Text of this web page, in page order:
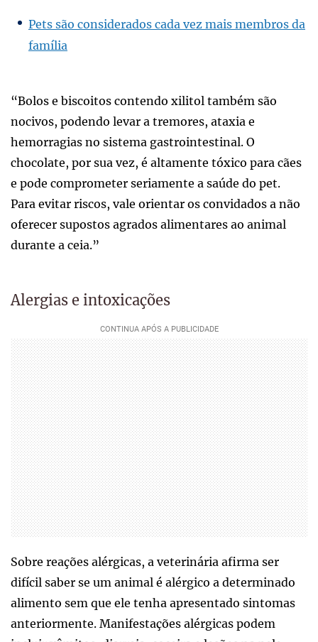
Pets são considerados cada vez mais membros da
família
“Bolos e biscoitos contendo xilitol também são
nocivos, podendo levar a tremores, ataxia e
hemorragias no sistema gastrointestinal. O
chocolate, por sua vez, é altamente tóxico para cães
e pode comprometer seriamente a saúde do pet.
Para evitar riscos, vale orientar os convidados a não
oferecer supostos agrados alimentares ao animal
durante a ceia.”
Alergias e intoxicações
Sobre reações alérgicas, a veterinária afirma ser
difícil saber se um animal é alérgico a determinado
alimento sem que ele tenha apresentado sintomas
anteriormente. Manifestações alérgicas podem